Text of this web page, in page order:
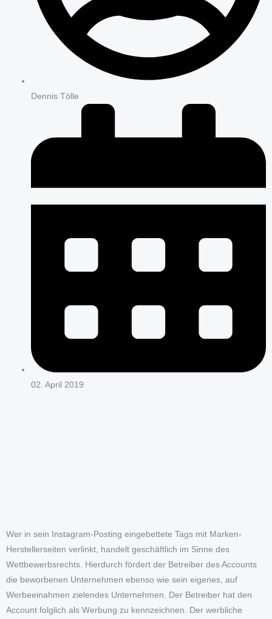
Dennis Tölle
02. April 2019
Wer in sein Instagram-Posting eingebettete Tags mit Marken-
Herstellerseiten verlinkt, handelt geschäftlich im Sinne des
Wettbewerbsrechts. Hierdurch fördert der Betreiber des Accounts
die beworbenen Unternehmen ebenso wie sein eigenes, auf
Werbeeinahmen zielendes Unternehmen. Der Betreiber hat den
Account folglich als Werbung zu kennzeichnen. Der werbliche